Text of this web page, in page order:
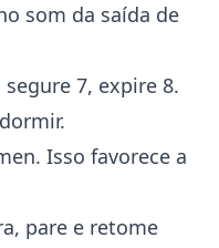
som da saída de
7, expire 8.
Isso favorece a
pare e retome